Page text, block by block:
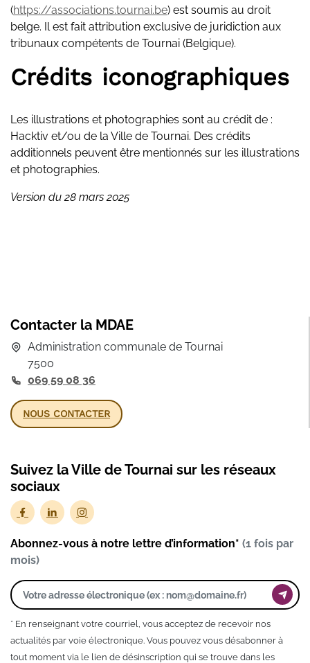
(https://associations.tournai.be) est soumis au droit
belge. Il est fait attribution exclusive de juridiction aux
tribunaux compétents de Tournai (Belgique).
Crédits iconographiques
Les illustrations et photographies sont au crédit de :
Hacktiv et/ou de la Ville de Tournai. Des crédits
additionnels peuvent être mentionnés sur les illustrations
et photographies.
Version du 28 mars 2025
Contacter la MDAE
Administration communale de Tournai
7500
069 59 08 36
NOUS CONTACTER
Suivez la Ville de Tournai sur les réseaux
sociaux
Abonnez-vous à notre lettre d’information* (1 fois par
mois)
* En renseignant votre courriel, vous acceptez de recevoir nos
actualités par voie électronique. Vous pouvez vous désabonner à
tout moment via le lien de désinscription qui se trouve dans les